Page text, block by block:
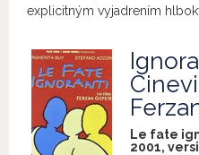
explicitným vyjadrením
Le fate
2001,